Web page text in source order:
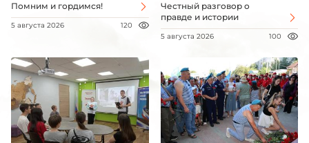
Помним и гордимся!
5 августа 2026 120
Честный разговор о
правде и истории
5 августа 2026 100